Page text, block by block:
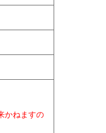
かねますの